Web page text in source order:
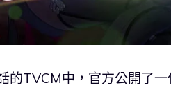
的TVCM中，官方公開了一